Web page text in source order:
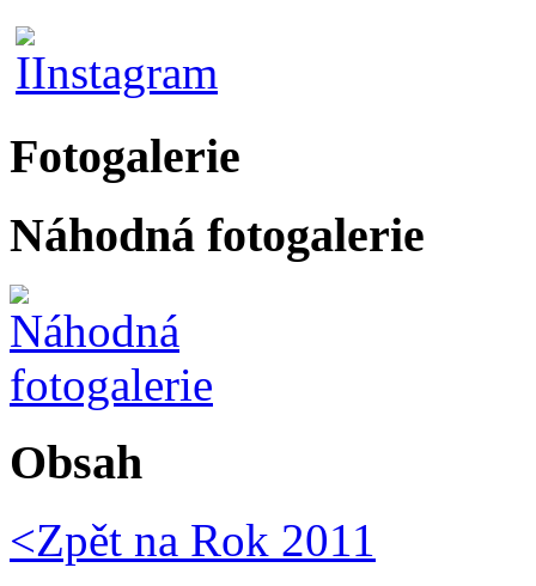
Fotogalerie
Náhodná fotogalerie
Obsah
<Zpět na Rok 2011